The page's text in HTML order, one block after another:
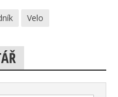
Velo